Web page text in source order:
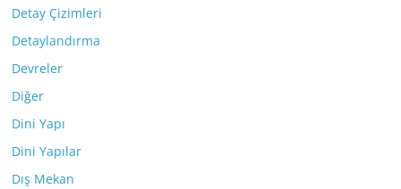
Detay Çizimleri
Detaylandırma
Devreler
Diğer
Dini Yapı
Dini Yapılar
Dış Mekan